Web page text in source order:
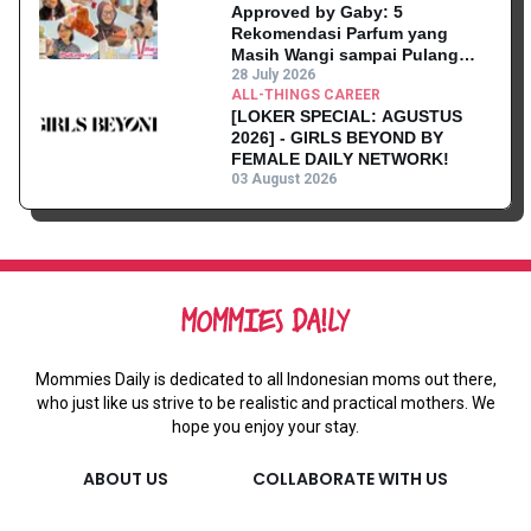
Approved by Gaby: 5
Rekomendasi Parfum yang
Masih Wangi sampai Pulang
Kantor
28 July 2026
ALL-THINGS CAREER
[LOKER SPECIAL: AGUSTUS
2026] - GIRLS BEYOND BY
FEMALE DAILY NETWORK!
03 August 2026
Mommies Daily is dedicated to all Indonesian moms out there,
who just like us strive to be realistic and practical mothers. We
hope you enjoy your stay.
ABOUT US COLLABORATE WITH US